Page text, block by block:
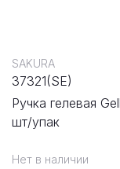
Нет в наличии
Ручка гелевая
шт/упак
SAKURA
37321(SE)